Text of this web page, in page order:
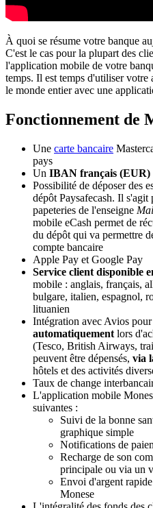
À quoi se résume votre banque
C'est le cas pour la plupart des
l'application mobile de votre
temps. Il est temps d'utiliser votre
le monde entier avec une
Fonctionnement de
Une carte bancaire
pays
Un IBAN français (EUR)
Possibilité de déposer des
dépôt Paysafecash. Il s'agit
papeteries de l'enseigne
mobile eCash permet de
du dépôt qui va permettre
compte bancaire
Apple Pay et Google Pay
Service client disponible
mobile : anglais, français,
bulgare, italien, espagnol,
lituanien
Intégration avec Avios pour
automatiquement lors
(Tesco, British Airways,
peuvent être dépensés, via
hôtels et des activités
Taux de change
L'application mobile
suivantes :
Suivi de la bonne
graphique simple
Notifications de
Recharge de son
principale ou via un
Envoi d'argent
Monese